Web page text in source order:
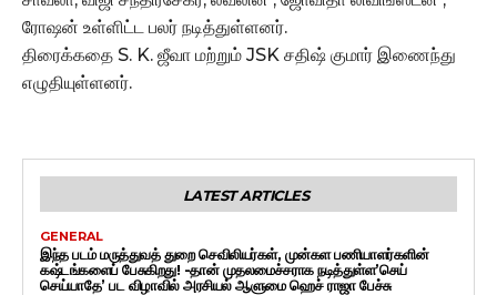
ரோஷன் உள்ளிட்ட பலர் நடித்துள்ளனர்.
திரைக்கதை S. K. ஜீவா மற்றும் JSK சதிஷ் குமார் இணைந்து
எழுதியுள்ளனர்.
LATEST ARTICLES
GENERAL
இந்த படம் மருத்துவத் துறை செவிலியர்கள், முன்கள பணியாளர்களின்
கஷ்டங்களைப் பேசுகிறது! -தான் முதலமைச்சராக நடித்துள்ள’செய்
செய்யாதே’ பட விழாவில் அரசியல் ஆளுமை ஹெச் ராஜா பேச்சு